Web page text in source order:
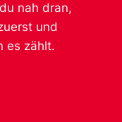
auf dem
Daten werden
dazu
nah dran,
und
es zählt.